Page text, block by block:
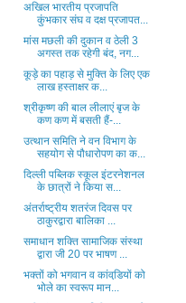
अखिल भारतीय प्रजापति
कुंभकार संघ व दक्ष प्रजापत...
मांस मछली की दुकान व ठेली 3
अगस्त तक रहेगी बंद, नग...
कूड़े का पहाड़ से मुक्ति के लिए एक
लाख हस्ताक्षर क...
श्रीकृष्ण की बाल लीलाएं बृज के
कण कण में बसती हैं-...
उत्थान समिति ने वन विभाग के
सहयोग से पौधारोपण का क...
दिल्ली पब्लिक स्कूल इंटरनेशनल
के छात्रों ने किया स...
अंतर्राष्ट्रीय शतरंज दिवस पर
ठाकुरद्वारा बालिका ...
समाधान शक्ति सामाजिक संस्था
द्वारा जी 20 पर भाषण ...
भक्तों को भगवान व कांवडि़यों को
भोले का स्वरूप मान...